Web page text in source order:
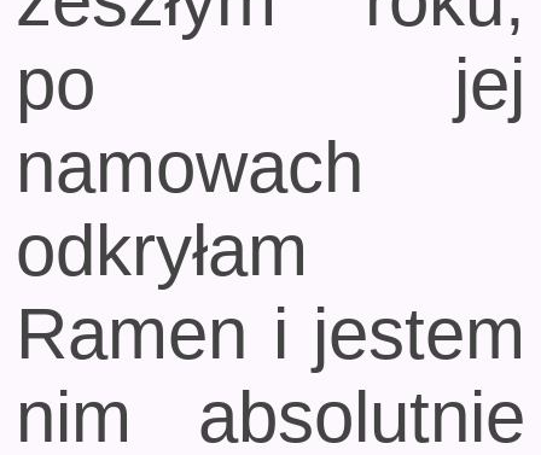
po jej
namowach
odkryłam
Ramen i jestem
nim absolutnie